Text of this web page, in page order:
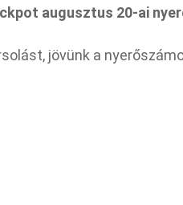
augusztus 20-ai
jövünk a